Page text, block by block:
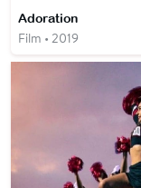
Adoration
Film • 2019